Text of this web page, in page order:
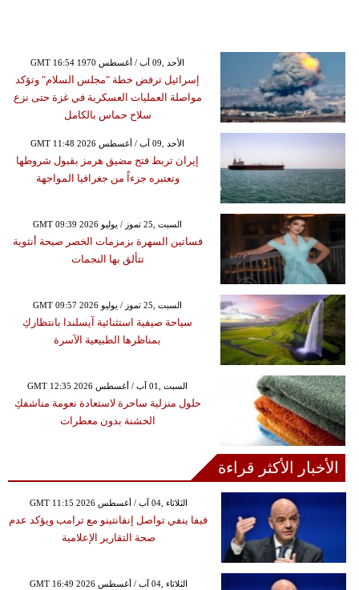
GMT 16:54 1970 الأحد ,09 آب / أغسطس
إسرائيل ترفض خطة "مجلس السلام" وتؤكد
مواصلة العمليات العسكرية في غزة حتى نزع
سلاح حماس بالكامل
GMT 11:48 2026 الأحد ,09 آب / أغسطس
إيران تربط فتح مضيق هرمز بقبول شروطها
وتعتبره جزءاً من جغرافيا المواجهة
GMT 09:39 2026 السبت ,25 تموز / يوليو
فساتين السهرة بزمزمات الخصر صيحة أنثوية
تتألق بها النجمات
GMT 09:57 2026 السبت ,25 تموز / يوليو
سياحة صيفية استثنائية آيسلندا بانتظاركِ
بمناظرها الطبيعية الآسرة
GMT 12:35 2026 السبت ,01 آب / أغسطس
حلول منزلية ساحرة لاستعادة نعومة مناشفكِ
الخشنة بدون معطرات
الأخبار الأكثر قراءة
GMT 11:15 2026 الثلاثاء ,04 آب / أغسطس
فيفا ينفي تواصل إنفانتينو مع ترامب ويؤكد عدم
صحة التقارير الإعلامية
GMT 16:49 2026 الثلاثاء ,04 آب / أغسطس